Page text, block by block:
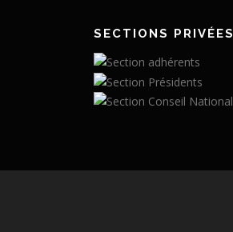
SECTIONS PRIVÉES